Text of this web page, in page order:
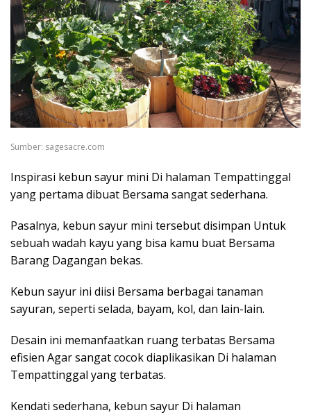
Sumber: sagesacre.com
Inspirasi kebun sayur mini Di halaman Tempattinggal
yang pertama dibuat Bersama sangat sederhana.
Pasalnya, kebun sayur mini tersebut disimpan Untuk
sebuah wadah kayu yang bisa kamu buat Bersama
Barang Dagangan bekas.
Kebun sayur ini diisi Bersama berbagai tanaman
sayuran, seperti selada, bayam, kol, dan lain-lain.
Desain ini memanfaatkan ruang terbatas Bersama
efisien Agar sangat cocok diaplikasikan Di halaman
Tempattinggal yang terbatas.
Kendati sederhana, kebun sayur Di halaman